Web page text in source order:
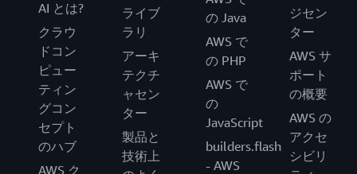
AI とは?
クラウ
ドコン
ピュー
ティン
グコン
セプト
のハブ
AWS ク
ライブ
ラリ
アーキ
テクチ
ャセン
ター
製品と
技術上
の Java
AWS で
の PHP
AWS で
の
JavaScript
builders.flash
- AWS
ジセン
ター
AWS サ
ポート
の概要
AWS の
アクセ
シビリ